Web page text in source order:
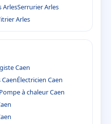
ArlesSerrurier Arles
Arles
Caen
Électricien Caen
Pompe à chaleur Caen